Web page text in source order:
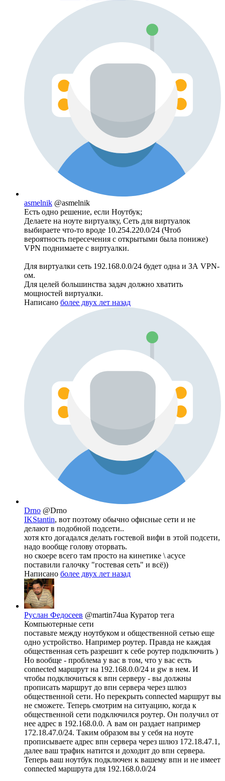
asmelnik @asmelnik
Есть одно решение, если Ноутбук;
Делаете на ноуте виртуалку, Сеть для виртуалок
выбираете что-то вроде 10.254.220.0/24 (Чтоб
вероятность пересечения с открытыми была пониже)
VPN поднимаете с виртуалки.
Для виртуалки сеть 192.168.0.0/24 будет одна и ЗА VPN-
ом.
Для целей большинства задач должно хватить
мощностей виртуалки.
Написано более двух лет назад
Drno @Drno
IKStantin, вот поэтому обычно офисные сети и не
делают в подобной подсети..
хотя кто догадался делать гостевой вифи в этой подсети,
надо вообще голову оторвать.
но скоере всего там просто на кинетике \ асусе
поставили галочку "гостевая сеть" и всё))
Написано более двух лет назад
Руслан Федосеев @martin74ua Куратор тега
Компьютерные сети
поставьте между ноутбуком и общественной сетью еще
одно устройство. Например роутер. Правда не каждая
общественная сеть разрешит к себе роутер подключить )
Но вообще - проблема у вас в том, что у вас есть
connected маршрут на 192.168.0.0/24 и gw в нем. И
чтобы подключиться к впн серверу - вы должны
прописать маршрут до впн сервера через шлюз
общественной сети. Но перекрыть connected маршрут вы
не сможете. Теперь смотрим на ситуацию, когда к
общественной сети подключился роутер. Он получил от
нее адрес в 192.168.0.0. А вам он раздает например
172.18.47.0/24. Таким образом вы у себя на ноуте
прописываете адрес впн сервера через шлюз 172.18.47.1,
далее ваш трафик натится и доходит до впн сервера.
Теперь ваш ноутбук подключен к вашему впн и не имеет
connected маршрута для 192.168.0.0/24